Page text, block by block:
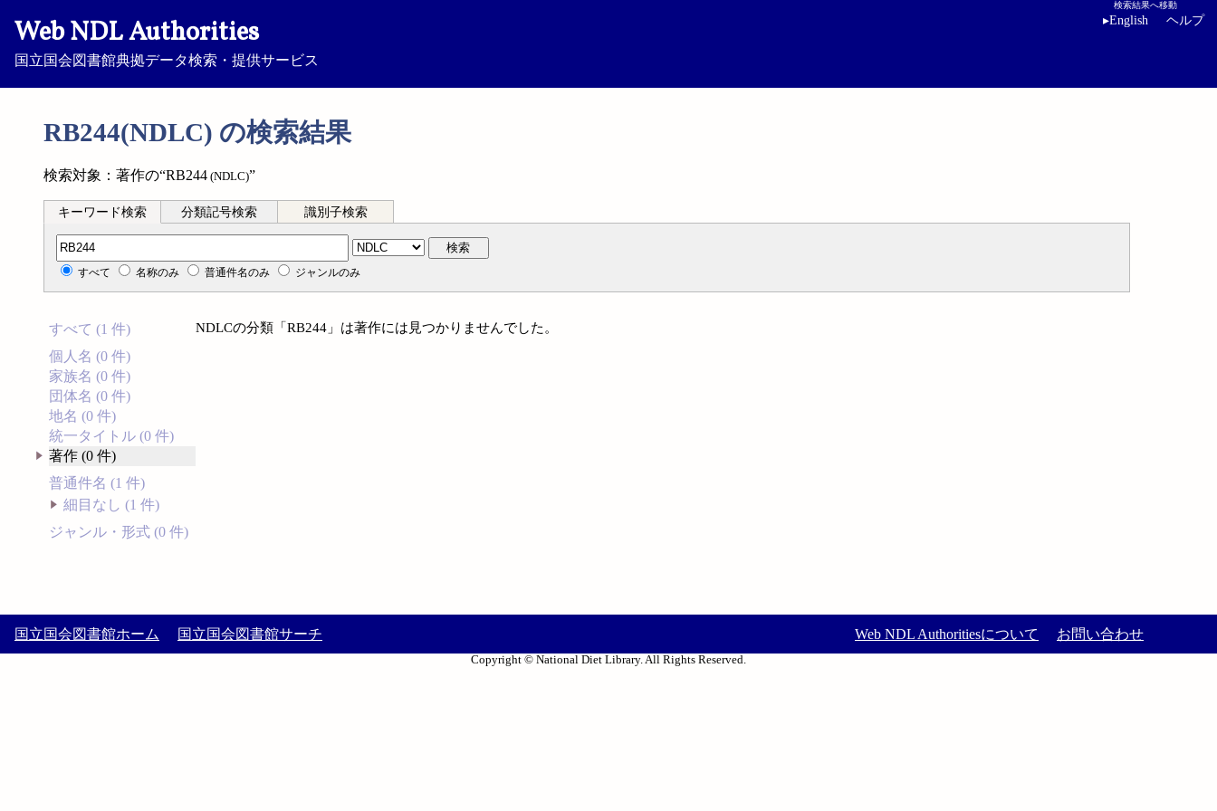
Web NDL Authorities
国立国会図書館典拠データ検索・提供サービス
検索結果へ移動
▸English ヘルプ
RB244(NDLC) の検索結果
検索対象：著作の“RB244 (NDLC)”
キーワード検索 分類記号検索 識別子検索
分類記号検索 検索
すべて 名称のみ 普通件名のみ ジャンルのみ
すべて (1 件)
個人名 (0 件)
家族名 (0 件)
団体名 (0 件)
地名 (0 件)
統一タイトル (0 件)
著作 (0 件)
普通件名 (1 件)
細目なし (1 件)
ジャンル・形式 (0 件)
NDLCの分類「RB244」は著作には見つかりませんでした。
国立国会図書館ホーム 国立国会図書館サーチ Web NDL Authoritiesについて お問い合わせ
Copyright © National Diet Library. All Rights Reserved.